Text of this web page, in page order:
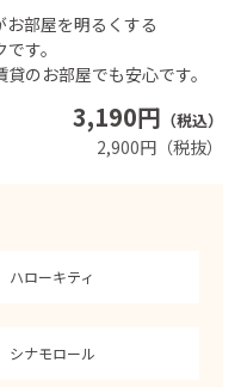
3,190円 （税込）
2,900円（税抜）
ハローキティ
シナモロール
部屋を明るくする
す。
のお部屋でも安心です。